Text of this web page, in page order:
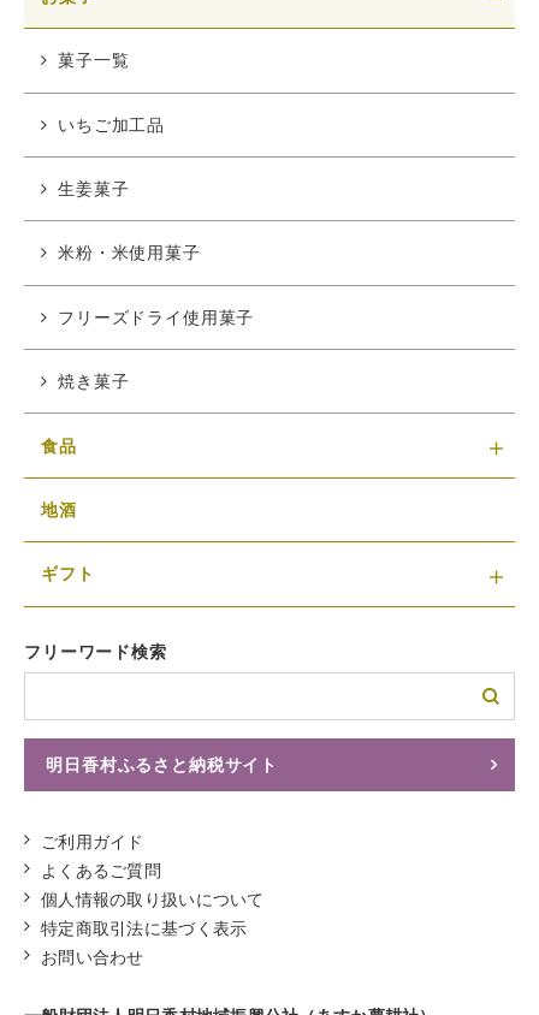
菓子一覧
いちご加工品
生姜菓子
米粉・米使用菓子
フリーズドライ使用菓子
焼き菓子
食品
地酒
ギフト
フリーワード検索
明日香村ふるさと納税サイト
ご利用ガイド
よくあるご質問
個人情報の取り扱いについて
特定商取引法に基づく表示
お問い合わせ